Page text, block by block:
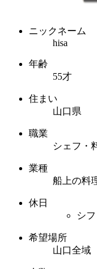
ニックネーム
hisa
年齢
55才
住まい
山口県
職業
シェフ・
業種
船上の料
休日
シ
希望場所
山口全